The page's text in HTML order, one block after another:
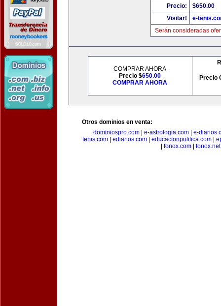
Precio:
$650.00
Visitar!
e-
Serán consideradas
COMPRAR AHORA
Precio $650.00
COMPRAR AHORA
Precio
Otros dominios en venta:
dominiospro.com
e-astrologia.com
e-
tenis.com
ediarios.com educacionpolitica.com
fonox.com| fonox.net